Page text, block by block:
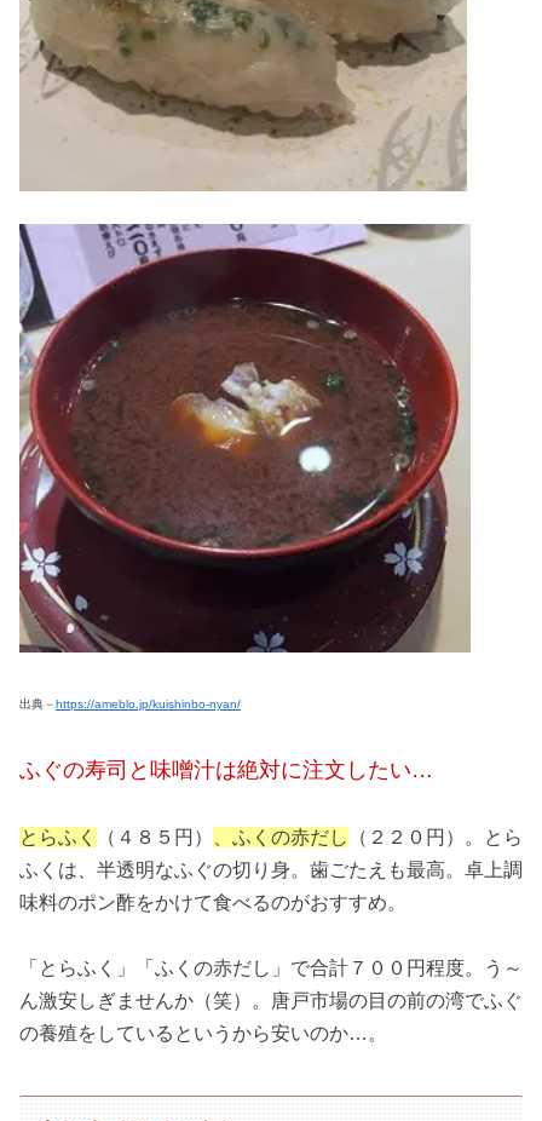
出典－ https://ameblo.jp/kuishinbo-nyan/
ふぐの寿司と味噌汁は絶対に注文したい…
とらふく （４８５円） 、ふくの赤だし
（２２０円）。とら
ふくは、半透明なふぐの切り身。歯ごたえも最高。卓上調
味料のポン酢をかけて食べるのがおすすめ。
「とらふく」「ふくの赤だし」で合計７００円程度。う～
ん激安しぎませんか（笑）。唐戸市場の目の前の湾でふぐ
の養殖をしているというから安いのか…。